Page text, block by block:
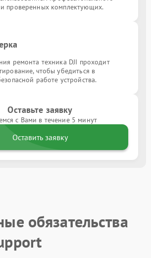
проверенных комплектующих.
ремонта техника DJI проходит
чтобы убедиться в
работе устройства.
Оставьте заявку
с Вами в течение 5 минут
Оставить заявку
обязательства